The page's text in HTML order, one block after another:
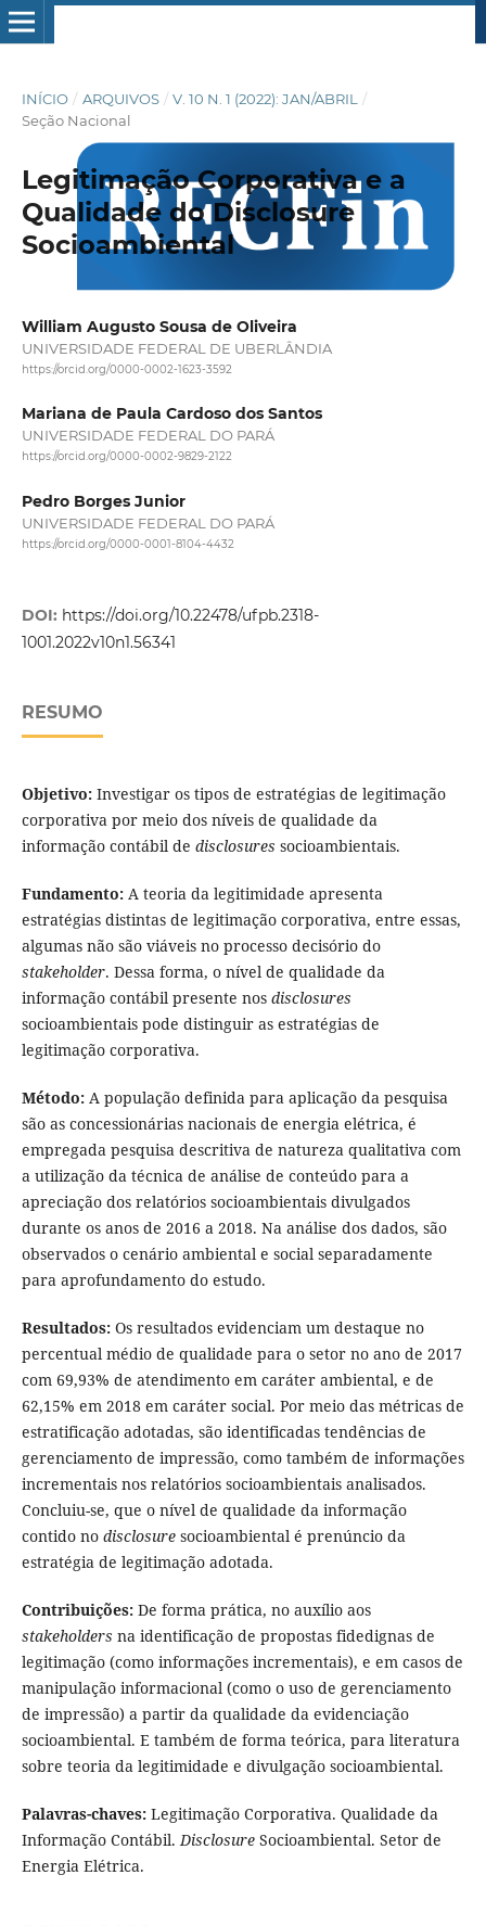
INÍCIO / ARQUIVOS / V. 10 N. 1 (2022): JAN/ABRIL
/
Seção Nacional
Legitimação Corporativa e a
Qualidade do Disclosure
Socioambiental
William Augusto Sousa de Oliveira
UNIVERSIDADE FEDERAL DE UBERLÂNDIA
https://orcid.org/0000-0002-1623-3592
Mariana de Paula Cardoso dos Santos
UNIVERSIDADE FEDERAL DO PARÁ
https://orcid.org/0000-0002-9829-2122
Pedro Borges Junior
UNIVERSIDADE FEDERAL DO PARÁ
https://orcid.org/0000-0001-8104-4432
DOI: https://doi.org/10.22478/ufpb.2318-
1001.2022v10n1.56341
RESUMO
Objetivo:Investigar os tipos de estratégias de legitimação
corporativa por meio dos níveis de qualidade da
informação contábil de disclosures socioambientais.
Fundamento: A teoria da legitimidade apresenta
estratégias distintas de legitimação corporativa, entre essas,
algumas não são viáveis no processo decisório do
stakeholder. Dessa forma, o nível de qualidade da
informação contábil presente nos disclosures
socioambientais pode distinguir as estratégias de
legitimação corporativa.
Método:A população definida para aplicação da pesquisa
são as concessionárias nacionais de energia elétrica, é
empregada pesquisa descritiva de natureza qualitativa com
a utilização da técnica de análise de conteúdo para a
apreciação dos relatórios socioambientais divulgados
durante os anos de 2016 a 2018. Na análise dos dados, são
observados o cenário ambiental e social separadamente
para aprofundamento do estudo.
Resultados:Os resultados evidenciam um destaque no
percentual médio de qualidade para o setor no ano de 2017
com 69,93% de atendimento em caráter ambiental, e de
62,15% em 2018 em caráter social. Por meio das métricas de
estratificação adotadas, são identificadas tendências de
gerenciamento de impressão, como também de informações
incrementais nos relatórios socioambientais analisados.
Concluiu-se, que o nível de qualidade da informação
contido no disclosuresocioambiental é prenúncio da
estratégia de legitimação adotada.
Contribuições:De forma prática, no auxílio aos
stakeholders na identificação de propostas fidedignas de
legitimação (como informações incrementais), e em casos de
manipulação informacional (como o uso de gerenciamento
de impressão) a partir da qualidade da evidenciação
socioambiental. E também de forma teórica, para literatura
sobre teoria da legitimidade e divulgação socioambiental.
Palavras-chaves: Legitimação Corporativa. Qualidade da
Informação Contábil.DisclosureSocioambiental. Setor de
Energia Elétrica.